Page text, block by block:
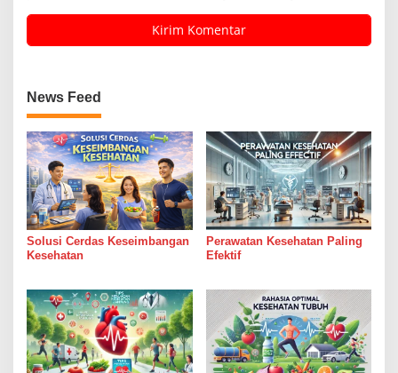
News Feed
Solusi Cerdas Keseimbangan
Kesehatan
Perawatan Kesehatan Paling
Efektif